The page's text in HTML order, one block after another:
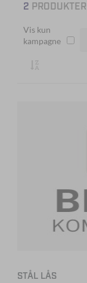
2 PRODUKTER
Vis kun
kampagne
STÅL LÅS